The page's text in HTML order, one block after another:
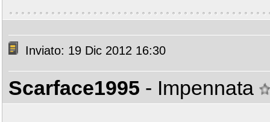
Inviato: 19 Dic 2012 16:30
Scarface1995 - Impennata